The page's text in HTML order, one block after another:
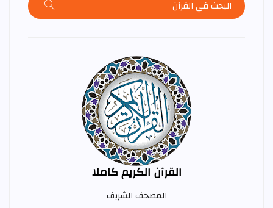
القرآن الكريم كاملا
المصحف الشريف